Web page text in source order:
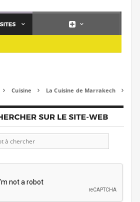
 Cuisine  La Cuisine de Marrakech 